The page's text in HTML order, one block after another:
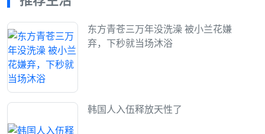
东方青苍三万年没洗澡 被小兰花嫌
弃，下秒就当场沐浴
韩国人入伍释放天性了